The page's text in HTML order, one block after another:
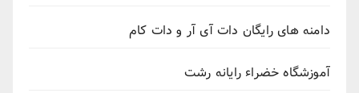
دامنه های رایگان دات آی آر و دات کام
آموزشگاه خضراء رایانه رشت